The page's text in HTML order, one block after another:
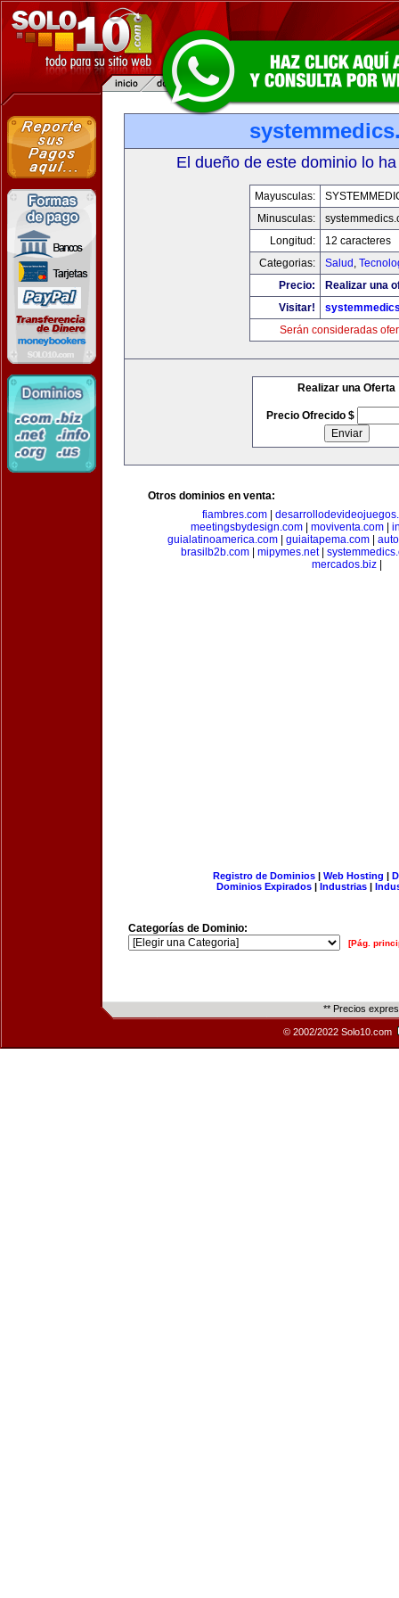
El dueño de este dominio lo
Mayusculas:
Minusculas:
Longitud:
12 caracteres
Categorias:
Salud ,
Precio:
Realizar una
Visitar!
Serán consideradas
Realizar una Oferta
Precio Ofrecido $
Otros dominios en venta:
fiambres.com|
meetingsbydesign.com
moviventa.com
guialatinoamerica.com
guiaitapema.com
brasilb2b.com
mipymes.net|
mercados.biz|
Registro de Dominios| Web Hosting |
Dominios Expirados | Industrias |
Categorías de Dominio:
[Pág.
** Precios
© 2002/2022 Solo10.com